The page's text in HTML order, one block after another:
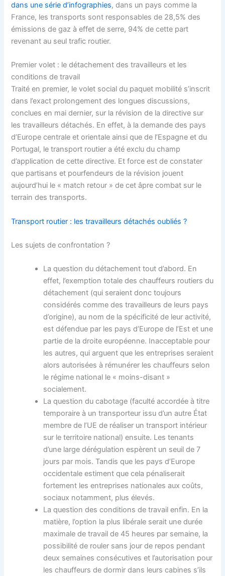
dans une série d’infographies, dans un pays comme la
France, les transports sont responsables de 28,5% des
émissions de gaz à effet de serre, 94% de cette part
revenant au seul trafic routier.
Premier volet : le détachement des travailleurs et les
conditions de travail
Traité en premier, le volet social du paquet mobilité s’inscrit
dans l’exact prolongement des longues discussions,
conclues en mai dernier, sur la révision de la directive sur
les travailleurs détachés. En effet, à la demande des pays
d’Europe centrale et orientale ainsi que de l’Espagne et du
Portugal, le transport routier a été exclu du champ
d’application de cette directive. Et force est de constater
que partisans et pourfendeurs de la révision jouent
aujourd’hui le « match retour » de cet âpre combat sur le
terrain des transports.
Transport routier : les travailleurs détachés oubliés ?
Les sujets de confrontation ?
La question du détachement tout d’abord. En
effet, l’exemption totale des chauffeurs routiers du
détachement (qui seraient donc toujours
considérés comme des travailleurs de leurs pays
d’origine), au nom de la spécificité de leur activité,
est défendue par les pays d’Europe de l’Est et une
partie de la droite européenne. Inacceptable pour
les autres, qui arguent que les entreprises seraient
alors autorisées à rémunérer les chauffeurs selon
le régime national le « moins-disant »
socialement.
La question du cabotage (faculté accordée à titre
temporaire à un transporteur issu d’un autre État
membre de l’UE de réaliser un transport intérieur
sur le territoire national) ensuite. Les tenants
d’une large dérégulation espèrent un seuil de 7
jours par mois. Tandis que les pays d’Europe
occidentale estiment que cela pénaliserait
fortement les entreprises nationales aux coûts,
sociaux notamment, plus élevés.
La question des conditions de travail enfin. En la
matière, l’option la plus libérale serait une durée
maximale de travail de 45 heures par semaine, la
possibilité de rouler sans jour de repos pendant
deux semaines consécutives et l’autorisation pour
les chauffeurs de dormir dans leurs cabines s’ils